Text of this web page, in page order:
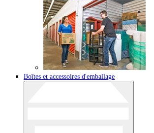
Boîtes et accessoires d'emballage